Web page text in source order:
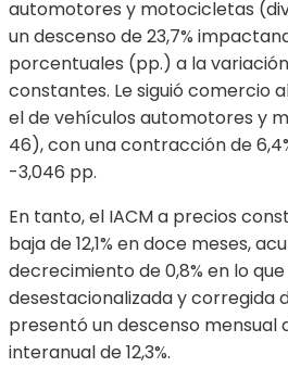
automotores y motocicletas
un descenso de 23,7%
porcentuales (pp.) a la
constantes. Le siguió comercio
el de vehículos automotores y
46), con una contracción de
-3,046 pp.
En tanto, el IACM a precios
baja de 12,1% en doce meses,
decrecimiento de 0,8% en lo
desestacionalizada y corregida
presentó un descenso mensual
interanual de 12,3%.